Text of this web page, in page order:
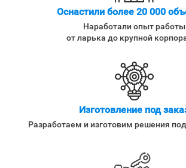
Оснастили более 20 000
Наработали опыт работы
от ларька до крупной
Изготовление под
Разработаем и изготовим решения